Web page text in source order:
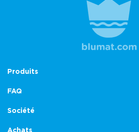
Produits
FAQ
Société
Achats